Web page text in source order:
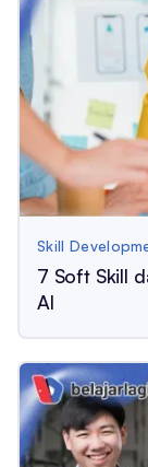
Skill
7 Soft Skill
AI